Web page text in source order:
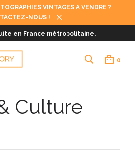
VINTAGES A VENDRE ?
NOUS !
en France métropolitaine.
0
Culture